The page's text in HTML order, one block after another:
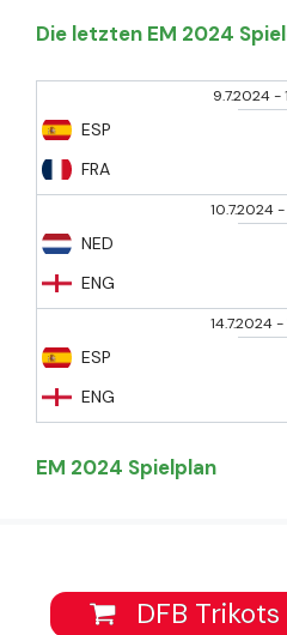
Die letzten EM 2024
9.7.2024-
ESP
FRA
10.7.2024-
NED
ENG
14.7.2024-
ESP
ENG
EM 2024 Spielplan
DFB